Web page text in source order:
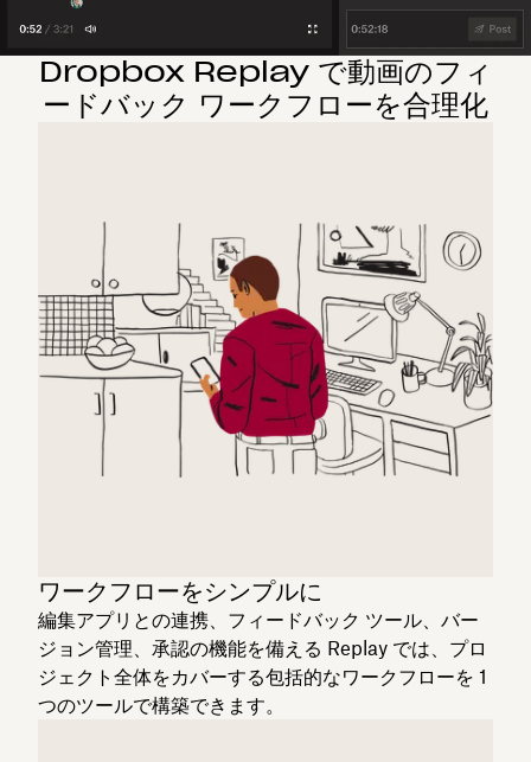
Dropbox Replay で動画のフィ
ードバック ワークフローを合理化
ワークフローをシンプルに
編集アプリとの連携、フィードバック ツール、バー
ジョン管理、承認の機能を備える Replay では、プロ
ジェクト全体をカバーする包括的なワークフローを 1
つのツールで構築できます。